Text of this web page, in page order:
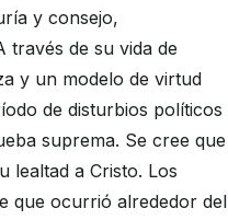
y consejo,
través de su vida de
y un modelo de virtud
de disturbios políticos
suprema. Se cree que
lealtad a Cristo. Los
que ocurrió alrededor del